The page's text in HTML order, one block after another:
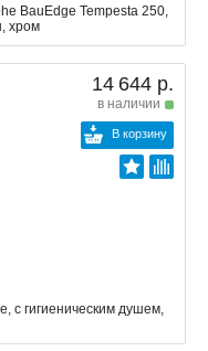
BauEdge Tempesta 250,
хром
14 644 р.
в наличии
В корзину
с гигиеническим душем,